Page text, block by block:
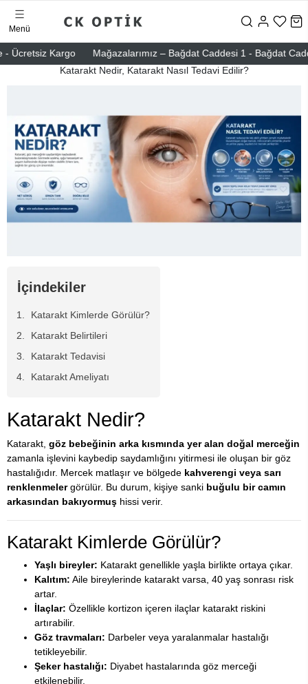
Ücretsiz Kargo Mağazalarımız – Bağdat Caddesi 1 - Bağdat
Menü
Katarakt Nedir, Katarakt Nasıl Tedavi Edilir?
İçindekiler
Katarakt Kimlerde Görülür?
Katarakt Belirtileri
Katarakt Tedavisi
Katarakt Ameliyatı
Katarakt Nedir?
Katarakt, göz bebeğinin arka kısmında yer alan doğal merceğin
zamanla işlevini kaybedip saydamlığını yitirmesi ile oluşan bir göz
hastalığıdır. Mercek matlaşır ve bölgede kahverengi veya sarı
renklenmelergörülür. Bu durum, kişiye sanki buğulu bir camın
arkasından bakıyormuş hissi verir.
Katarakt Kimlerde Görülür?
Yaşlı bireyler: Katarakt genellikle yaşla birlikte ortaya çıkar.
Kalıtım: Aile bireylerinde katarakt varsa, 40 yaş sonrası risk
artar.
İlaçlar: Özellikle kortizon içeren ilaçlar katarakt riskini
artırabilir.
Göz travmaları: Darbeler veya yaralanmalar hastalığı
tetikleyebilir.
Şeker hastalığı: Diyabet hastalarında göz merceği
etkilenebilir.